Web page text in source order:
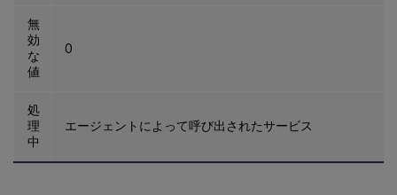
無
効
な
値
0
処
理
中
エージェントによって呼び出されたサービス